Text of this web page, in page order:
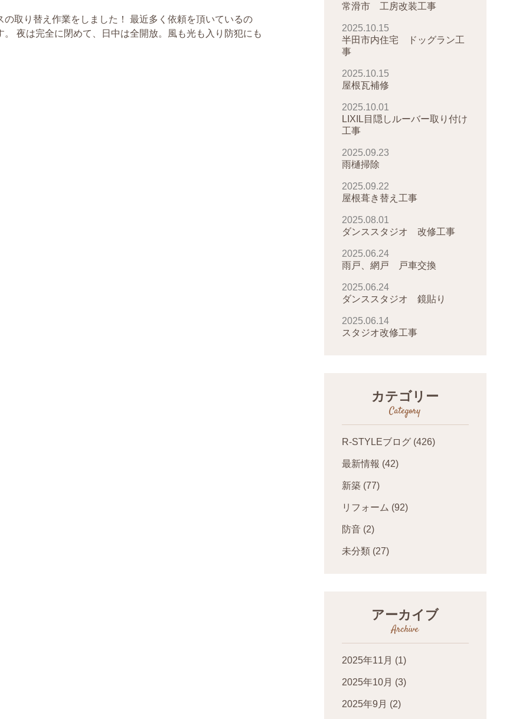
取り替え作業をしました！ 最近多く依頼を頂いているの
夜は完全に閉めて、日中は全開放。風も光も入り防犯にも
常滑市 工房改装工事
2025.10.15
半田市内住宅 ドッグラン工
事
2025.10.15
屋根瓦補修
2025.10.01
LIXIL目隠しルーバー取り付け
工事
2025.09.23
雨樋掃除
2025.09.22
屋根葺き替え工事
2025.08.01
ダンススタジオ 改修工事
2025.06.24
雨戸、網戸 戸車交換
2025.06.24
ダンススタジオ 鏡貼り
2025.06.14
スタジオ改修工事
カテゴリー
Category
R-STYLEブログ(426)
最新情報 (42)
新築(77)
リフォーム (92)
防音(2)
未分類(27)
アーカイブ
Archive
2025年11月 (1)
2025年10月 (3)
2025年9月 (2)